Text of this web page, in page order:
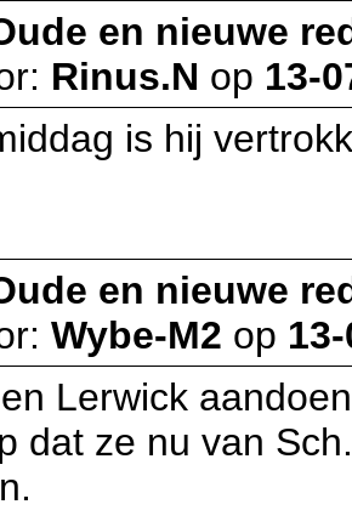
en nieuwe
Rinus.N op 13-
is hij
en nieuwe
Wybe-M2 op
Lerwick
dat ze nu van